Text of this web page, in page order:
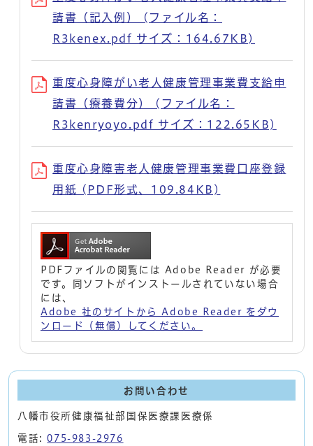
請書（記入例） (ファイル名：
R3kenex.pdf サイズ：164.67KB)
重度心身障がい老人健康管理事業費支給申
請書（療養費分） (ファイル名：
R3kenryoyo.pdf サイズ：122.65KB)
重度心身障害老人健康管理事業費口座登録
用紙 (PDF形式、109.84KB)
PDFファイルの閲覧には Adobe Reader が必要
です。同ソフトがインストールされていない場合
には、
Adobe 社のサイトから Adobe Reader をダウ
ンロード（無償）してください。
お問い合わせ
八幡市役所健康福祉部国保医療課医療係
電話:075-983-2976